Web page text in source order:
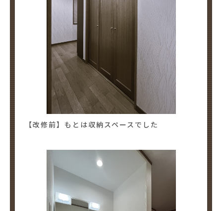
【改修前】もとは収納スペースでした